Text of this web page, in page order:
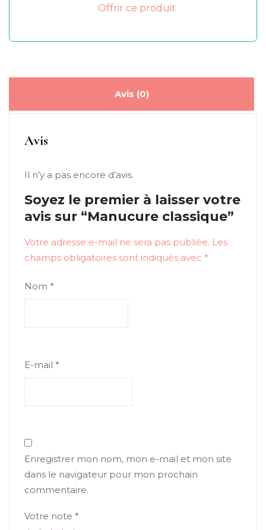
Offrir ce produit
Avis (0)
Avis
Il n’y a pas encore d’avis.
Soyez le premier à laisser votre
avis sur “Manucure classique”
Votre adresse e-mail ne sera pas publiée. Les
champs obligatoires sont indiqués avec *
Nom *
E-mail *
Enregistrer mon nom, mon e-mail et mon site
dans le navigateur pour mon prochain
commentaire.
Votre note *